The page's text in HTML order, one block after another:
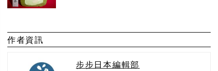
作者資訊
步步日本編輯部